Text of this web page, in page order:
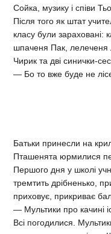
Сойка, музику і співи
Після того як штат
класу були зараховані:
шпаченя Пак, лелеченя
Чирик та дві синички-
— Бо то вже буде не
Батьки принесли на
Пташенята юрмилися
Першого дня у школі
тремтить дрібненько,
приховує, прикриває
— Мультики про качині
Всі погодилися.